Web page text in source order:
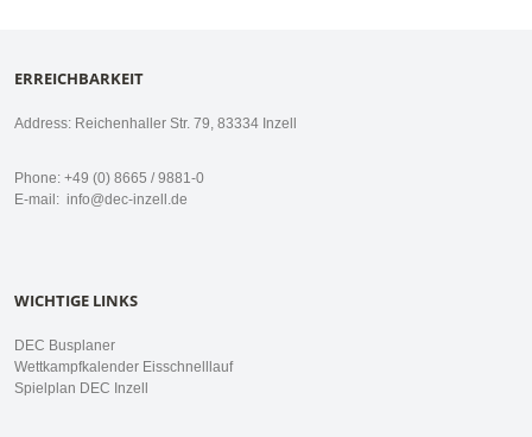
ERREICHBARKEIT
Address: Reichenhaller Str. 79, 83334 Inzell
Phone: +49 (0) 8665 / 9881-0
E-mail: info@dec-inzell.de
WICHTIGE LINKS
DEC Busplaner
Wettkampfkalender Eisschnelllauf
Spielplan DEC Inzell